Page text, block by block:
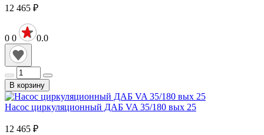
12 465 ₽
0 0 0.0
В корзину
Насос циркуляционный ДАБ VA 35/180 вых 25
12 465 ₽